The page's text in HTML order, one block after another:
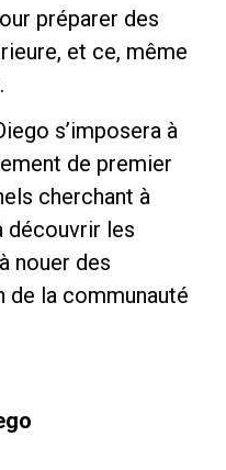
préparer des
et ce, même
s’imposera à
de premier
cherchant à
découvrir les
nouer des
de la communauté